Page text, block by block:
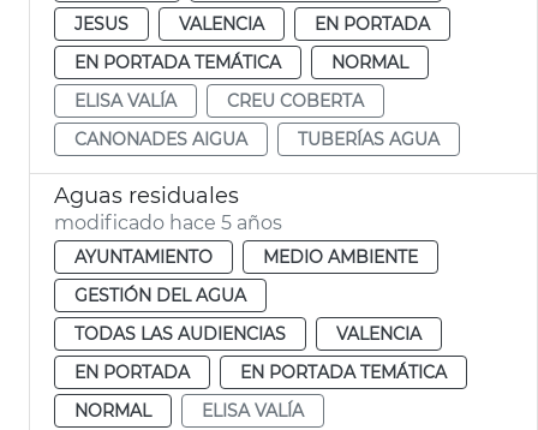
JESUS
VALENCIA
EN PORTADA
EN PORTADA TEMÁTICA
NORMAL
ELISA VALÍA
CREU COBERTA
CANONADES AIGUA
TUBERÍAS AGUA
Aguas residuales
modificado hace 5 años
AYUNTAMIENTO
MEDIO AMBIENTE
GESTIÓN DEL AGUA
TODAS LAS AUDIENCIAS
VALENCIA
EN PORTADA
EN PORTADA TEMÁTICA
NORMAL
ELISA VALÍA